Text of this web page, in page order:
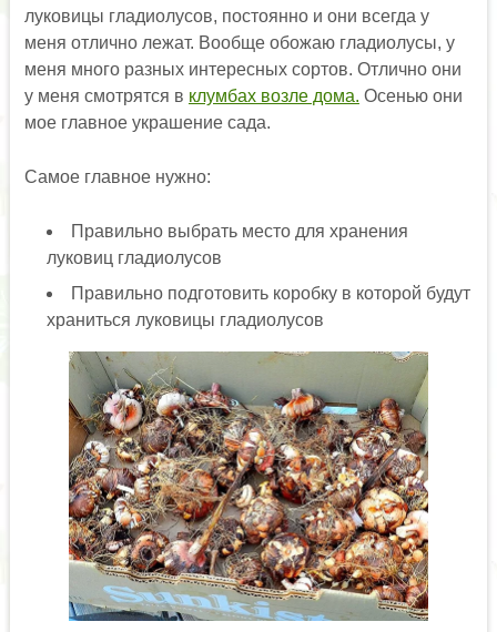
луковицы гладиолусов, постоянно и они всегда у
меня отлично лежат. Вообще обожаю гладиолусы, у
меня много разных интересных сортов. Отлично они
у меня смотрятся в клумбах возле дома. Осенью они
мое главное украшение сада.
Самое главное нужно:
Правильно выбрать место для хранения
луковиц гладиолусов
Правильно подготовить коробку в которой будут
храниться луковицы гладиолусов